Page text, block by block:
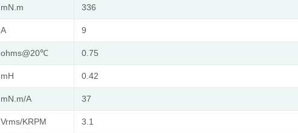
mN.m 336
A 9
ohms@20℃ 0.75
mH 0.42
mN.m/A 37
Vrms/KRPM 3.1